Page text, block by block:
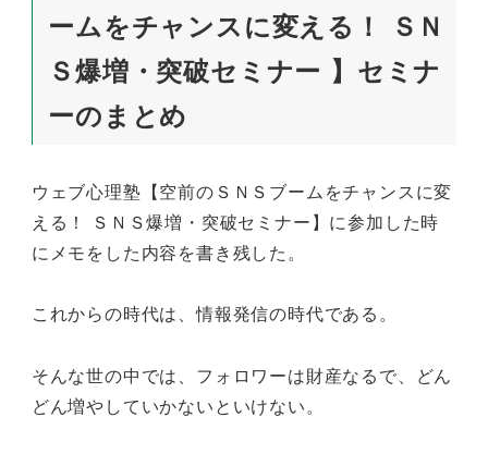
ームをチャンスに変える！ ＳＮ
Ｓ爆増・突破セミナー 】セミナ
ーのまとめ
ウェブ心理塾【空前のＳＮＳブームをチャンスに変
える！ ＳＮＳ爆増・突破セミナー】に参加した時
にメモをした内容を書き残した。
これからの時代は、情報発信の時代である。
そんな世の中では、フォロワーは財産なるで、どん
どん増やしていかないといけない。